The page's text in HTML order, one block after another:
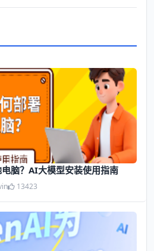
脑？AI大模型安装使用指南
13423